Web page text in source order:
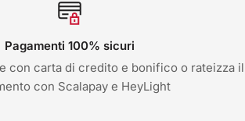
Pagamenti 100% sicuri
con carta di credito e bonifico o rateizza il
con Scalapay e HeyLight